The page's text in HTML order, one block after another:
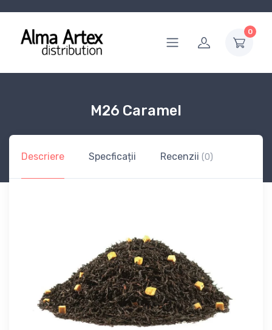
0
M26 Caramel
Descriere Specficații Recenzii (0)